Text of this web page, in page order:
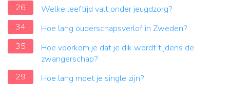
26
Welke leeftijd valt onder jeugdzorg?
34
Hoe lang ouderschapsverlof in Zweden?
35
Hoe voorkom je dat je dik wordt tijdens de
zwangerschap?
29
Hoe lang moet je single zijn?